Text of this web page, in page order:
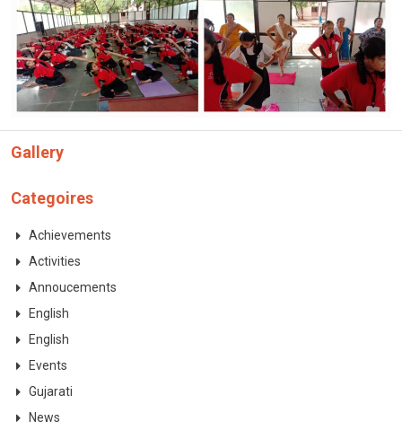
Gallery
Categoires
Achievements
Activities
Annoucements
English
English
Events
Gujarati
News